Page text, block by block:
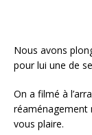
Nous avons
pour lui une de
On a filmé à
réaménagement
vous plaire.